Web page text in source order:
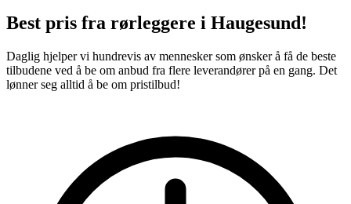
Best pris fra rørleggere i Haugesund!
Daglig hjelper vi hundrevis av mennesker som ønsker å få de beste
tilbudene ved å be om anbud fra flere leverandører på en gang. Det
lønner seg alltid å be om pristilbud!